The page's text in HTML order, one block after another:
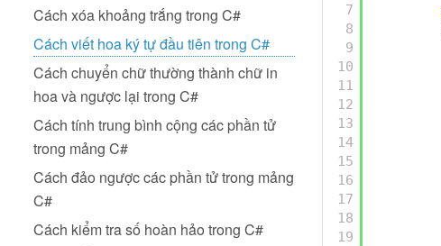
Cách xóa khoảng trắng trong C#
Cách viết hoa ký tự đầu tiên trong C#
Cách chuyển chữ thường thành chữ in
hoa và ngược lại trong C#
Cách tính trung bình cộng các phần tử
trong mảng C#
Cách đảo ngược các phần tử trong mảng
C#
Cách kiểm tra số hoàn hảo trong C#
7
8
9
10
11
12
13
14
15
16
17
18
19